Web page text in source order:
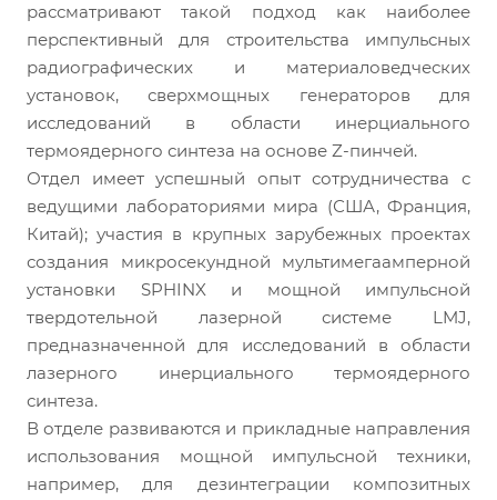
рассматривают такой подход как наиболее
перспективный для строительства импульсных
радиографических и материаловедческих
установок, сверхмощных генераторов для
исследований в области инерциального
термоядерного синтеза на основе Z-пинчей.
Отдел имеет успешный опыт сотрудничества с
ведущими лабораториями мира (США, Франция,
Китай); участия в крупных зарубежных проектах
создания микросекундной мультимегаамперной
установки SPHINX и мощной импульсной
твердотельной лазерной системе LMJ,
предназначенной для исследований в области
лазерного инерциального термоядерного
синтеза.
В отделе развиваются и прикладные направления
использования мощной импульсной техники,
например, для дезинтеграции композитных